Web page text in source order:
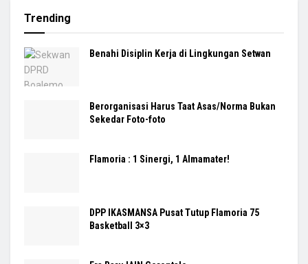
Trending
Benahi Disiplin Kerja di Lingkungan Setwan
Berorganisasi Harus Taat Asas/Norma Bukan
Sekedar Foto-foto
Flamoria : 1 Sinergi, 1 Almamater!
DPP IKASMANSA Pusat Tutup Flamoria 75
Basketball 3×3